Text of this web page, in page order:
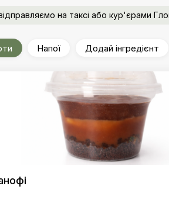
на таксі або кур'єрами
Напої Додай інгредієнт